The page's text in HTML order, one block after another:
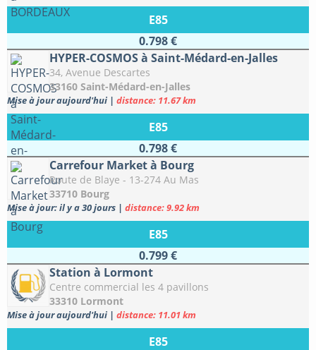
E85
0.798 €
HYPER-COSMOS à Saint-Médard-en-Jalles
34, Avenue Descartes
33160 Saint-Médard-en-Jalles
Mise à jour aujourd'hui | distance: 11.67 km
E85
0.798 €
Carrefour Market à Bourg
Route de Blaye - 13-274 Au Mas
33710 Bourg
Mise à jour: il y a 30 jours | distance: 9.92 km
E85
0.799 €
Station à Lormont
Centre commercial les 4 pavillons
33310 Lormont
Mise à jour aujourd'hui | distance: 11.01 km
E85